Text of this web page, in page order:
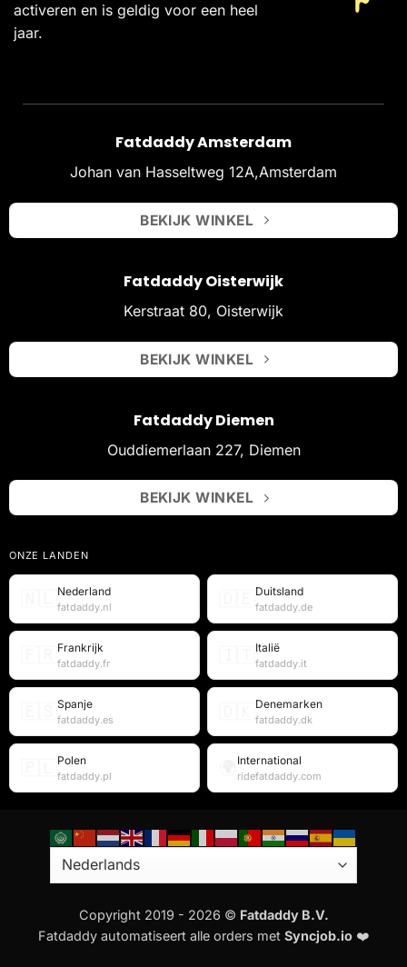
activeren en is geldig voor een heel
jaar.
Fatdaddy Amsterdam
Johan van Hasseltweg 12A,Amsterdam
BEKIJK WINKEL
Fatdaddy Oisterwijk
Kerstraat 80, Oisterwijk
BEKIJK WINKEL
Fatdaddy Diemen
Ouddiemerlaan 227, Diemen
BEKIJK WINKEL
ONZE LANDEN
Nederland
fatdaddy.nl
Duitsland
fatdaddy.de
Frankrijk
fatdaddy.fr
Italië
fatdaddy.it
Spanje
fatdaddy.es
Denemarken
fatdaddy.dk
Polen
fatdaddy.pl
International
ridefatdaddy.com
Copyright 2019 - 2026 © Fatdaddy B.V.
Fatdaddy automatiseert alle orders met Syncjob.io ❤️